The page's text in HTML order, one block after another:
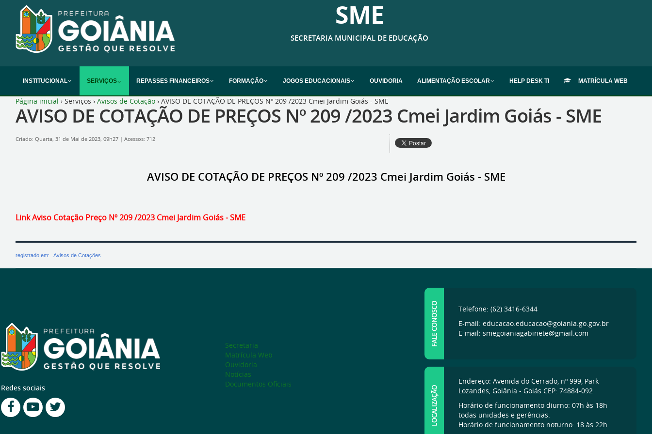
SME
SECRETARIA MUNICIPAL DE EDUCAÇÃO
INSTITUCIONAL SERVIÇOS REPASSES FINANCEIROS FORMAÇÃO JOGOS EDUCACIONAIS OUVIDORIA ALIMENTAÇÃO ESCOLAR HELP DESK TI MATRÍCULA WEB
Página inicial › Serviços › Avisos de Cotação › AVISO DE COTAÇÃO DE PREÇOS Nº 209 /2023 Cmei Jardim Goiás - SME
AVISO DE COTAÇÃO DE PREÇOS Nº 209 /2023 Cmei Jardim Goiás - SME
Criado: Quarta, 31 de Mai de 2023, 09h27 | Acessos: 712
AVISO DE COTAÇÃO DE PREÇOS Nº 209 /2023 Cmei Jardim Goiás - SME
Link Aviso Cotação Preço Nº 209 /2023 Cmei Jardim Goiás - SME
registrado em: Avisos de Cotações
Redes sociais
Secretaria
Matrícula Web
Ouvidoria
Notícias
Documentos Oficiais
FALE CONOSCO
Telefone: (62) 3416-6344
E-mail: educacao.educacao@goiania.go.gov.br
E-mail: smegoianiagabinete@gmail.com
LOCALIZAÇÃO
Endereço: Avenida do Cerrado, nº 999, Park
Lozandes, Goiânia - Goiás CEP: 74884-092
Horário de funcionamento diurno: 07h às 18h
todas unidades e gerências.
Horário de funcionamento noturno: 18 às 22h